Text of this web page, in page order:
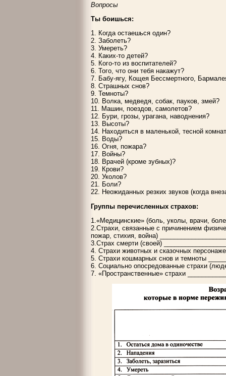
Вопросы
Ты боишься:
1. Когда остаешься один?
2. Заболеть?
3. Умереть?
4. Каких-то детей?
5. Кого-то из воспитателей?
6. Того, что они тебя накажут?
7. Бабу-ягу, Кощея Бессмертного,
8. Страшных снов?
9. Темноты?
10. Волка, медведя, собак, пауков, змей?
11. Машин, поездов, самолетов?
12. Бури, грозы, урагана, наводнения?
13. Высоты?
14. Находиться в маленькой, тесной
15. Воды?
16. Огня, пожара?
17. Войны?
18. Врачей (кроме зубных)?
19. Крови?
20. Уколов?
21. Боли?
22. Неожиданных резких звуков (когда
Группы перечисленных страхов:
1.«Медицинские» (боль, уколы, врачи,
2.Страхи, связанные с причинением
пожар, стихия, война)
3.Страх смерти (своей)
4. Страхи животных и сказочных
5. Страхи кошмарных снов и темноты
6. Социально опосредованные страхи
7. «Пространственные» страхи